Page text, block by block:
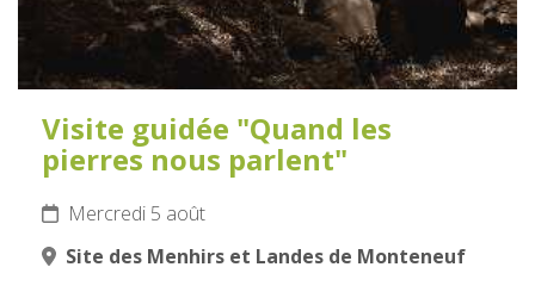
Visite guidée "Quand les
pierres nous parlent"
Mercredi 5 août
Site des Menhirs et Landes de Monteneuf